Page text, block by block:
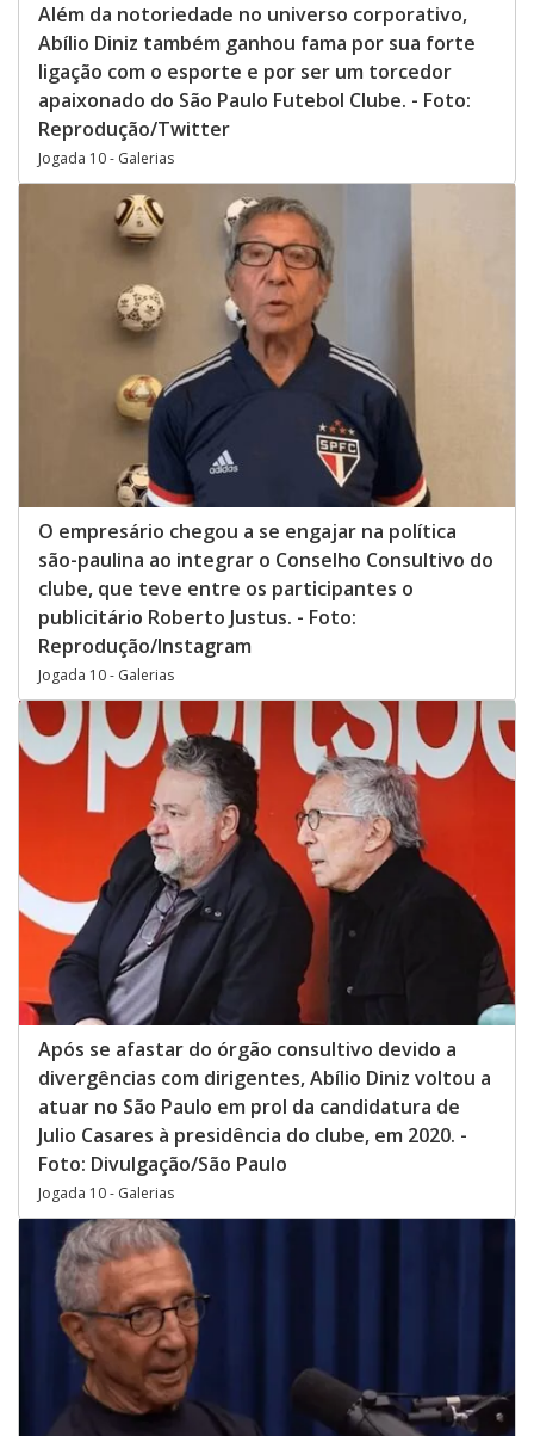
Além da notoriedade no universo corporativo,
Abílio Diniz também ganhou fama por sua forte
ligação com o esporte e por ser um torcedor
apaixonado do São Paulo Futebol Clube. - Foto:
Reprodução/Twitter
Jogada 10 - Galerias
O empresário chegou a se engajar na política
são-paulina ao integrar o Conselho Consultivo do
clube, que teve entre os participantes o
publicitário Roberto Justus. - Foto:
Reprodução/Instagram
Jogada 10 - Galerias
Após se afastar do órgão consultivo devido a
divergências com dirigentes, Abílio Diniz voltou a
atuar no São Paulo em prol da candidatura de
Julio Casares à presidência do clube, em 2020. -
Foto: Divulgação/São Paulo
Jogada 10 - Galerias